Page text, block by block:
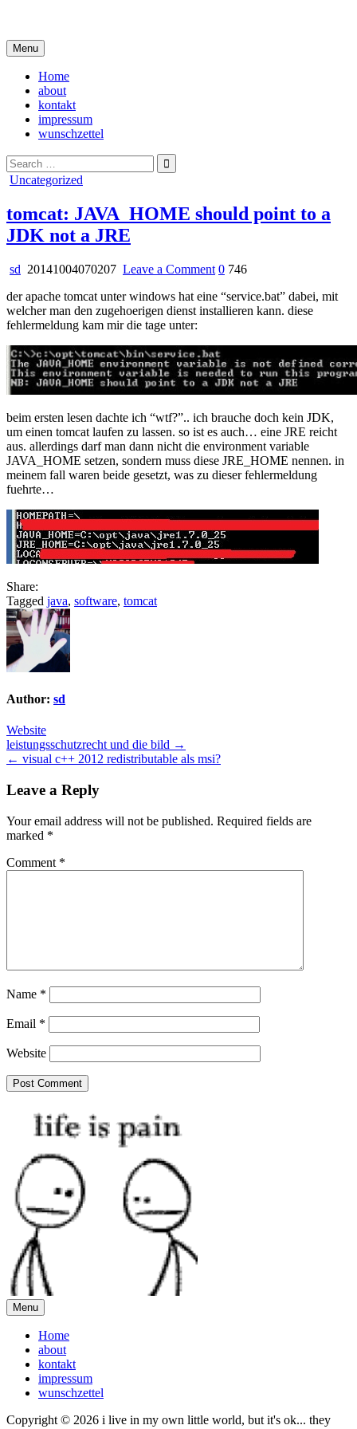
content
Menu
Home
about
kontakt
impressum
wunschzettel
Search
for:
Posted
Uncategorized
tomcat: JAVA_HOME should point to a
JDK not a JRE
sd 20141004070207 Leave a Commenton
JAVA_HOME
should
a
JDK
not
a
0 746
der apache tomcat unter windows hat eine “service.bat” dabei, mit
welcher man den zugehoerigen dienst installieren kann. diese
fehlermeldung kam mir die tage unter:
beim ersten lesen dachte ich “wtf?”.. ich brauche doch kein JDK,
um einen tomcat laufen zu lassen. so ist es auch… eine JRE reicht
aus. allerdings darf man dann nicht die environment variable
JAVA_HOME setzen, sondern muss diese JRE_HOME nennen. in
meinem fall waren beide gesetzt, was zu dieser fehlermeldung
fuehrte…
Share:
Tagged java, software, tomcat
Author: sd
Website
Post
navigation
leistungsschutzrecht und die bild →
← visual c++ 2012 redistributable als msi?
Leave a Reply
Your email address will not be published. Required fields are
marked *
Comment *
Name *
Email *
Website
Menu
Home
about
kontakt
impressum
wunschzettel
Copyright © 2026 i live in my own little world, but it's ok... they